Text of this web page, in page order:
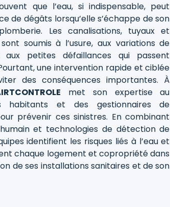
que l’eau, si indispensable, peut
de dégâts lorsqu’elle s’échappe de son
Les canalisations, tuyaux et
soumis à l’usure, aux variations de
aux petites défaillances qui passent
une intervention rapide et ciblée
des conséquences importantes. À
met son expertise au
habitants et des gestionnaires de
prévenir ces sinistres. En combinant
et technologies de détection de
identifient les risques liés à l’eau et
chaque logement et copropriété dans
de ses installations sanitaires et de son